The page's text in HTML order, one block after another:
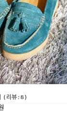
( 리뷰 : 8 )